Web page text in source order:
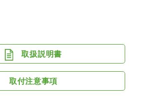
取扱説明書
取付注意事項